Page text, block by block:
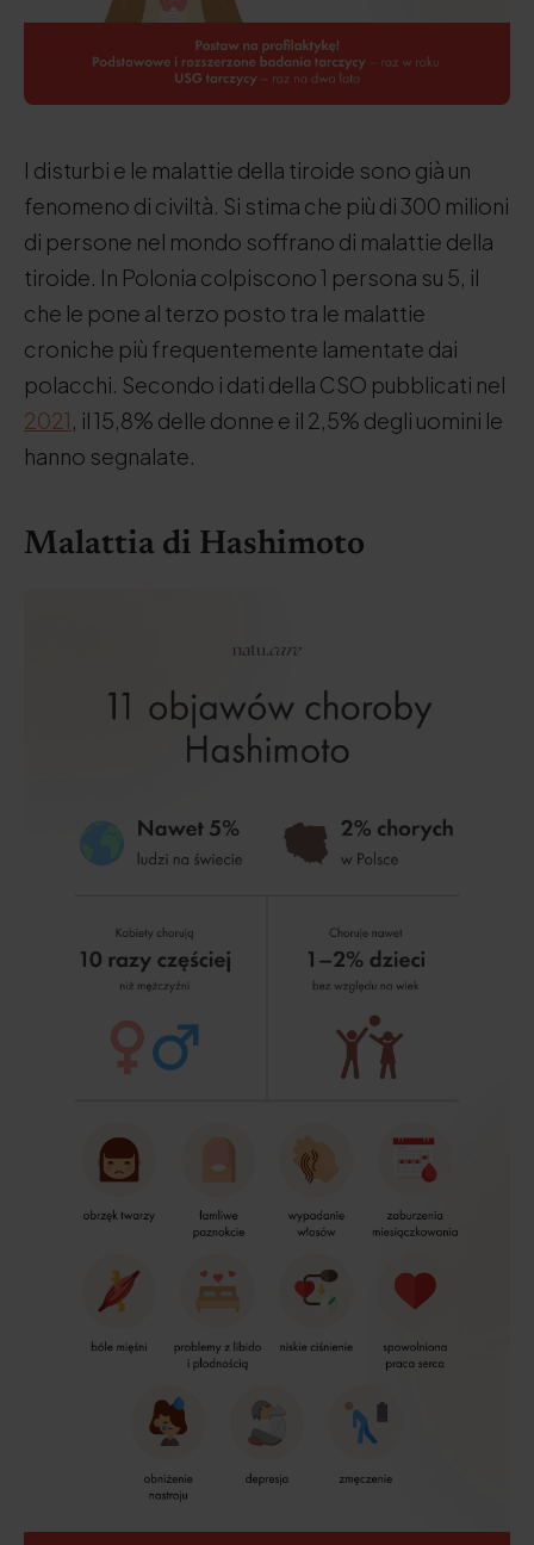
I disturbi e le malattie della tiroide sono già un
fenomeno di civiltà. Si stima che più di 300 milioni
di persone nel mondo soffrano di malattie della
tiroide. In Polonia colpiscono 1 persona su 5, il
che le pone al terzo posto tra le malattie
croniche più frequentemente lamentate dai
polacchi. Secondo i dati della CSO pubblicati nel
2021, il 15,8% delle donne e il 2,5% degli uomini le
hanno segnalate.
Malattia di Hashimoto